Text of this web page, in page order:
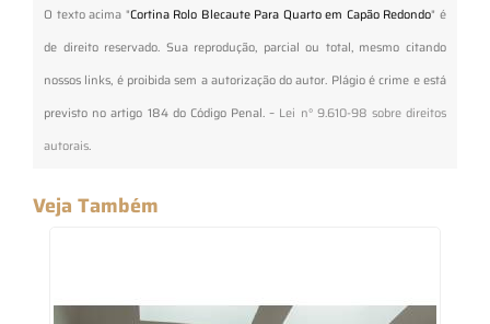
O texto acima "Cortina Rolo Blecaute Para Quarto em Capão Redondo" é
de direito reservado. Sua reprodução, parcial ou total, mesmo citando
nossos links, é proibida sem a autorização do autor. Plágio é crime e está
previsto no artigo 184 do Código Penal. – Lei n° 9.610-98 sobre direitos
autorais.
Veja Também